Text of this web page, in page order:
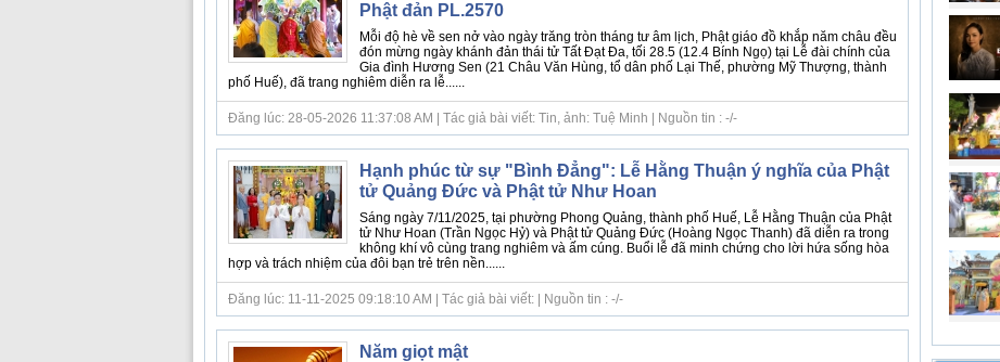
Phật đản PL.2570
Mỗi độ hè về sen nở vào ngày trăng tròn tháng tư âm lịch, Phật giáo đồ khắp năm châu đều
đón mừng ngày khánh đản thái tử Tất Đạt Đa, tối 28.5 (12.4 Bính Ngọ) tại Lễ đài chính của
Gia đình Hương Sen (21 Châu Văn Hùng, tổ dân phố Lại Thế, phường Mỹ Thượng, thành
phố Huế), đã trang nghiêm diễn ra lễ......
Đăng lúc: 28-05-2026 11:37:08 AM | Tác giả bài viết: Tin, ảnh: Tuệ Minh | Nguồn tin : -/-
Hạnh phúc từ sự "Bình Đẳng": Lễ Hằng Thuận ý nghĩa của Phật
tử Quảng Đức và Phật tử Như Hoan
Sáng ngày 7/11/2025, tại phường Phong Quảng, thành phố Huế, Lễ Hằng Thuận của Phật
tử Như Hoan (Trần Ngọc Hỷ) và Phật tử Quảng Đức (Hoàng Ngọc Thanh) đã diễn ra trong
không khí vô cùng trang nghiêm và ấm cúng. Buổi lễ đã minh chứng cho lời hứa sống hòa
hợp và trách nhiệm của đôi bạn trẻ trên nền......
Đăng lúc: 11-11-2025 09:18:10 AM | Tác giả bài viết: | Nguồn tin : -/-
Năm giọt mật